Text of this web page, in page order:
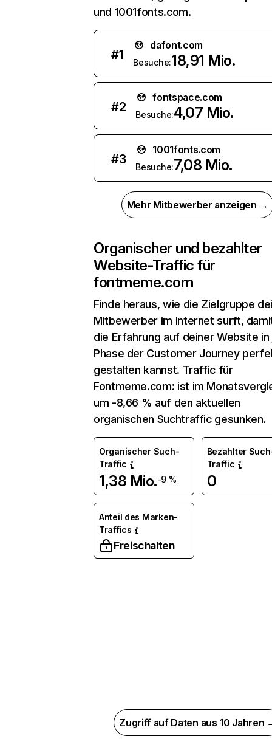
und 1001fonts.com.
#1
dafont.com
Besuche:18,91 Mio.
#2
fontspace.com
Besuche:4,07 Mio.
#3
1001fonts.com
Besuche:7,08 Mio.
Mehr Mitbewerber anzeigen →
Organischer und bezahlter
Website-Traffic für
fontmeme.com
Finde heraus, wie die Zielgruppe
Mitbewerber im Internet surft,
die Erfahrung auf deiner Website
Phase der Customer Journey
gestalten kannst. Traffic für
Fontmeme.com: ist im
um -8,66 % auf den aktuellen
organischen Suchtraffic gesunken.
Organischer Such-
Traffic
1,38 Mio.-9 %
Bezahlter
Traffic
0
Anteil des Marken-
Traffics
Freischalten
Zugriff auf Daten aus 10 Jahren